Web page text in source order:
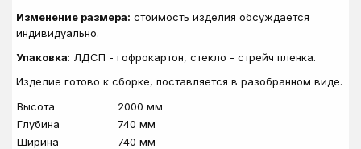
Изменение размера: стоимость изделия обсуждается
индивидуально.
Упаковка: ЛДСП - гофрокартон, стекло - стрейч пленка.
Изделие готово к сборке, поставляется в разобранном виде.
Высота
2000 мм
Глубина
740 мм
Ширина
740 мм